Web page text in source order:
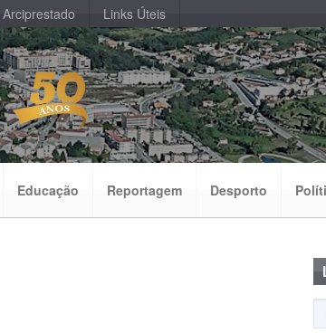
Arciprestado Links Úteis
Educação Reportagem Desporto